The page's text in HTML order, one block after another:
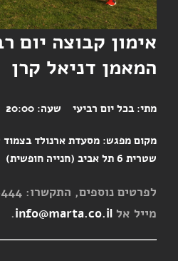
אימון קבוצה יום
המאמן דניאל קרן
מתי: בכל יום רביעי שעה:
מקום מפגש: מסעדת ארנולד בצמוד
שטרית 6 תל אביב (חנייה חופשית)
מייל אל info@marta.co.il
.